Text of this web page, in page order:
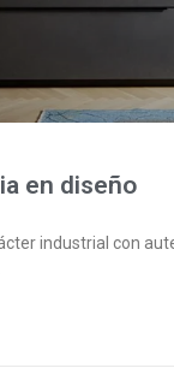
en diseño
industrial con